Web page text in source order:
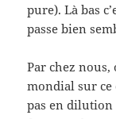
pure). Là bas
passe bien
Par chez
mondial sur
pas en dilution